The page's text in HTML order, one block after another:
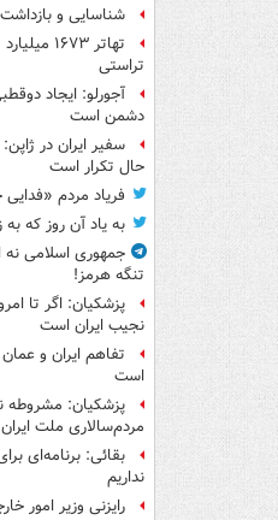
شناسایی و بازداشت ۲۱مزدور موساد در کرمان
تهاتر
تراستی
آجورلو: ایجاد
دشمن است
سفیر ایران در
حال تکرار است
فریاد مردم
به یاد آن روز که به
جمهوری اسلامی نه
تنگه هرمز!
پزشکیان: اگر تا
نجیب ایران است
تفاهم ایران و
است
پزشکیان: مشروطه
مردم‌سالاری ملت
بقائی: برنامه‌ای
نداریم
رایزنی وزیر امور